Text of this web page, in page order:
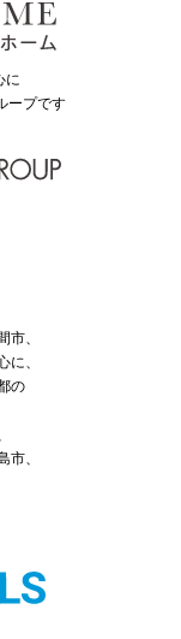
に
ープです
市、
、
の
、